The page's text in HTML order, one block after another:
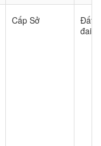
Cấp Sở
Đất
đai